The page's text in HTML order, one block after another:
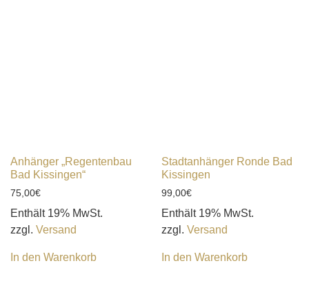
Anhänger „Regentenbau
Bad Kissingen“
75,00€
Enthält 19% MwSt.
zzgl. Versand
In den Warenkorb
Stadtanhänger Ronde Bad
Kissingen
99,00€
Enthält 19% MwSt.
zzgl. Versand
In den Warenkorb